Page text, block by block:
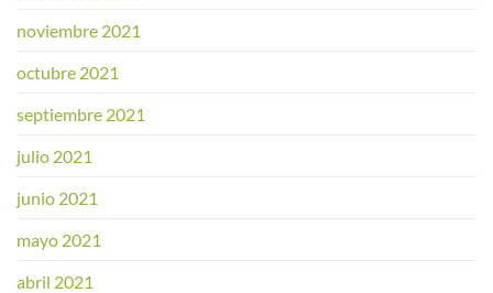
noviembre 2021
octubre 2021
septiembre 2021
julio 2021
junio 2021
mayo 2021
abril 2021